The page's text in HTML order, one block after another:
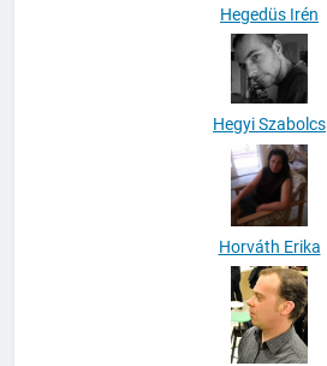
Hegedüs Irén
Hegyi Szabolcs
Horváth Erika